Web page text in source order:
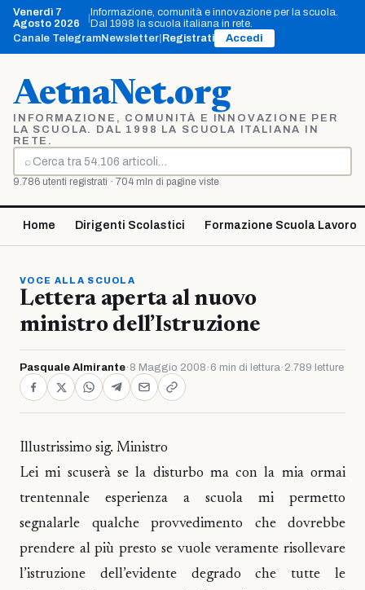
Vai
contenuto
Venerdì 7
Agosto 2026
Informazione, comunità e innovazione per la scuola.
Dal 1998 la scuola italiana in rete.
Canale TelegramNewsletter Registrati Accedi
AetnaNet.org
INFORMAZIONE, COMUNITÀ E INNOVAZIONE PER
LA SCUOLA. DAL 1998 LA SCUOLA ITALIANA IN
RETE.
⌕
Cerca
9.786 utenti registrati · 704 mln di pagine viste
Home Dirigenti Scolastici Formazione Scuola Lavoro
VOCE ALLA SCUOLA
Lettera aperta al nuovo
ministro dell’Istruzione
Pasquale Almirante· 8 Maggio 2008 · 6 min di lettura· 2.789 letture
Illustrissimo sig. Ministro
Lei mi scuserà se la disturbo ma con la mia ormai
trentennale esperienza a scuola mi permetto
segnalarle qualche provvedimento che dovrebbe
prendere al più presto se vuole veramente risollevare
l’istruzione dell’evidente degrado che tutte le